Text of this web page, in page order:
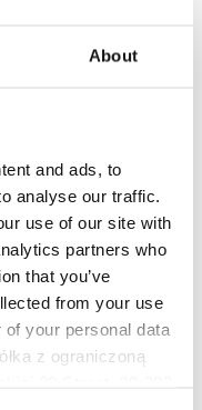
About
and ads, to
analyse our traffic.
use of our site with
partners who
that you’ve
from your use
your personal data
z ograniczoną
inspiracijos